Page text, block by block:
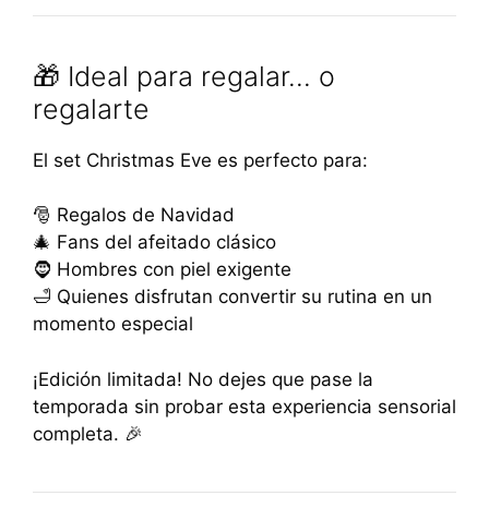
🎁 Ideal para regalar… o
regalarte
El set Christmas Eve es perfecto para:
🎅 Regalos de Navidad
🎄 Fans del afeitado clásico
🧔 Hombres con piel exigente
🛁 Quienes disfrutan convertir su rutina en un
momento especial
¡Edición limitada! No dejes que pase la
temporada sin probar esta experiencia sensorial
completa. 🎉